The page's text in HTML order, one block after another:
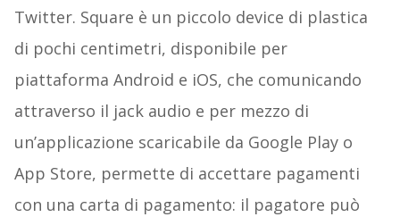
Twitter. Square è un piccolo device di plastica
di pochi centimetri, disponibile per
piattaforma Android e iOS, che comunicando
attraverso il jack audio e per mezzo di
un’applicazione scaricabile da Google Play o
App Store, permette di accettare pagamenti
con una carta di pagamento: il pagatore può